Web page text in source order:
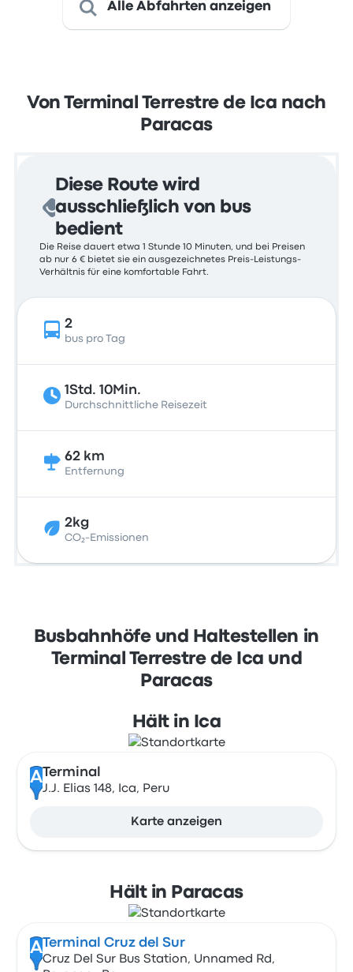
Alle Abfahrten anzeigen
Von Terminal Terrestre de Ica nach
Paracas
Diese Route wird
ausschließlich von bus
bedient
Die Reise dauert etwa 1 Stunde 10 Minuten, und bei Preisen
ab nur 6 € bietet sie ein ausgezeichnetes Preis-Leistungs-
Verhältnis für eine komfortable Fahrt.
2
bus pro Tag
1Std. 10Min.
Durchschnittliche Reisezeit
62 km
Entfernung
2kg
CO₂-Emissionen
Busbahnhöfe und Haltestellen in
Terminal Terrestre de Ica und
Paracas
Hält in Ica
A Terminal
J.J. Elias 148, Ica, Peru
Karte anzeigen
Hält in Paracas
A Terminal Cruz del Sur
Cruz Del Sur Bus Station, Unnamed Rd,